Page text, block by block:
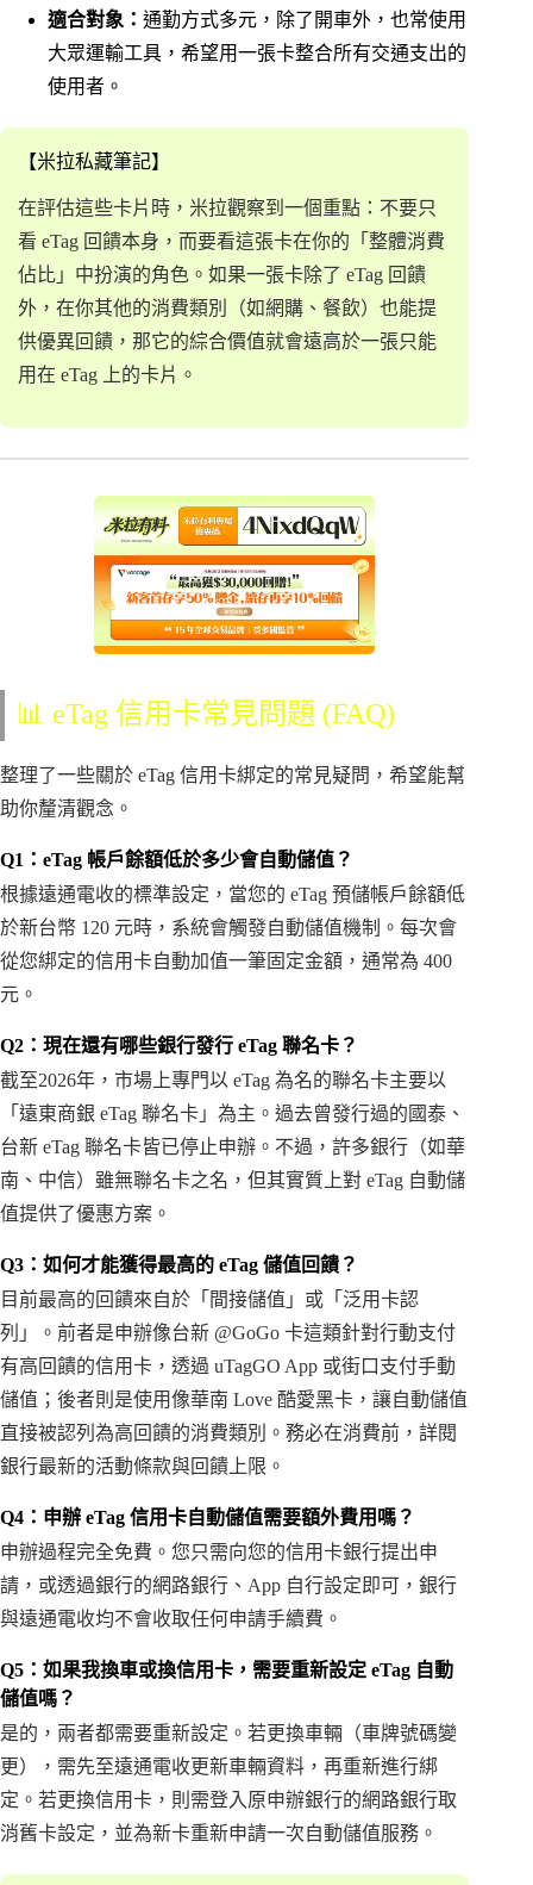
適合對象： 通勤方式多元，除了開車外，也常使用
大眾運輸工具，希望用一張卡整合所有交通支出的
使用者。
【米拉私藏筆記】
在評估這些卡片時，米拉觀察到一個重點：不要只
看 eTag 回饋本身，而要看這張卡在你的「整體消費
佔比」中扮演的角色。如果一張卡除了 eTag 回饋
外，在你其他的消費類別（如網購、餐飲）也能提
供優異回饋，那它的綜合價值就會遠高於一張只能
用在 eTag 上的卡片。
📊 eTag 信用卡常見問題 (FAQ)
整理了一些關於 eTag 信用卡綁定的常見疑問，希望能幫
助你釐清觀念。
Q1：eTag 帳戶餘額低於多少會自動儲值？
根據遠通電收的標準設定，當您的 eTag 預儲帳戶餘額低
於新台幣 120 元時，系統會觸發自動儲值機制。每次會
從您綁定的信用卡自動加值一筆固定金額，通常為 400
元。
Q2：現在還有哪些銀行發行 eTag 聯名卡？
截至2026年，市場上專門以 eTag 為名的聯名卡主要以
「遠東商銀 eTag 聯名卡」為主。過去曾發行過的國泰、
台新 eTag 聯名卡皆已停止申辦。不過，許多銀行（如華
南、中信）雖無聯名卡之名，但其實質上對 eTag 自動儲
值提供了優惠方案。
Q3：如何才能獲得最高的 eTag 儲值回饋？
目前最高的回饋來自於「間接儲值」或「泛用卡認
列」。前者是申辦像台新 @GoGo 卡這類針對行動支付
有高回饋的信用卡，透過 uTagGO App 或街口支付手動
儲值；後者則是使用像華南 Love 酷愛黑卡，讓自動儲值
直接被認列為高回饋的消費類別。務必在消費前，詳閱
銀行最新的活動條款與回饋上限。
Q4：申辦 eTag 信用卡自動儲值需要額外費用嗎？
申辦過程完全免費。您只需向您的信用卡銀行提出申
請，或透過銀行的網路銀行、App 自行設定即可，銀行
與遠通電收均不會收取任何申請手續費。
Q5：如果我換車或換信用卡，需要重新設定 eTag 自動
儲值嗎？
是的，兩者都需要重新設定。若更換車輛（車牌號碼變
更），需先至遠通電收更新車輛資料，再重新進行綁
定。若更換信用卡，則需登入原申辦銀行的網路銀行取
消舊卡設定，並為新卡重新申請一次自動儲值服務。